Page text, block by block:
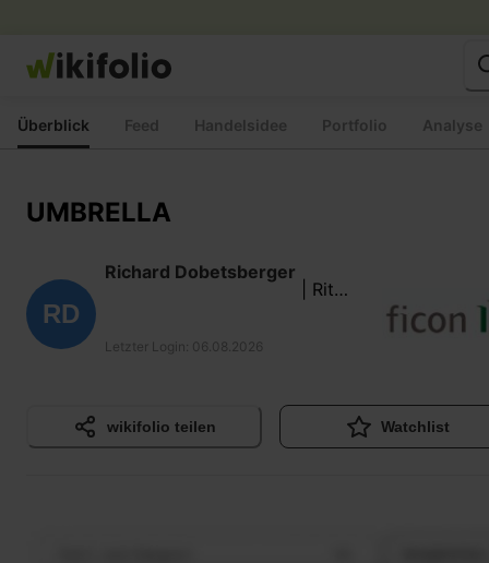
Inhalt
springen
UMBRELLA
RD
Richard Dobetsberger
| Ritsc
Letzter Login: 06.08.2026
wikifolio teilen Watchlist
Überblick Feed Handelsidee Portfolio Analyse